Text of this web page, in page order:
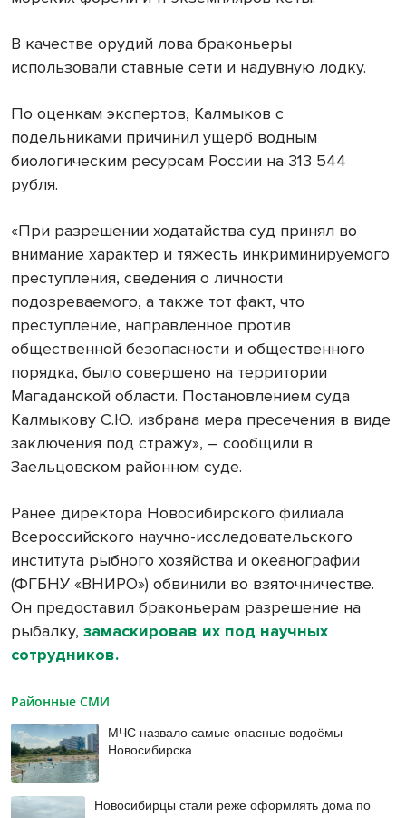
В качестве орудий лова браконьеры
использовали ставные сети и надувную лодку.
По оценкам экспертов, Калмыков с
подельниками причинил ущерб водным
биологическим ресурсам России на 313 544
рубля.
«При разрешении ходатайства суд принял во
внимание характер и тяжесть инкриминируемого
преступления, сведения о личности
подозреваемого, а также тот факт, что
преступление, направленное против
общественной безопасности и общественного
порядка, было совершено на территории
Магаданской области. Постановлением суда
Калмыкову С.Ю. избрана мера пресечения в виде
заключения под стражу», – сообщили в
Заельцовском районном суде.
Ранее директора Новосибирского филиала
Всероссийского научно-исследовательского
института рыбного хозяйства и океанографии
(ФГБНУ «ВНИРО») обвинили во взяточничестве.
Он предоставил браконьерам разрешение на
рыбалку, замаскировав их под научных
сотрудников.
Районные СМИ
МЧС назвало самые опасные водоёмы
Новосибирска
Новосибирцы стали реже оформлять дома по